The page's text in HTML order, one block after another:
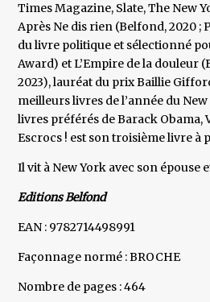
Times Magazine, Slate, The New
Après Ne dis rien (Belfond, 2020 ;
du livre politique et sélectionné
Award) et L’Empire de la douleur
2023), lauréat du prix Baillie
meilleurs livres de l’année du
livres préférés de Barack Obama,
Escrocs ! est son troisième livre à
Il vit à New York avec son épouse
Editions Belfond
EAN : 9782714498991
Façonnage normé : BROCHE
Nombre de pages : 464